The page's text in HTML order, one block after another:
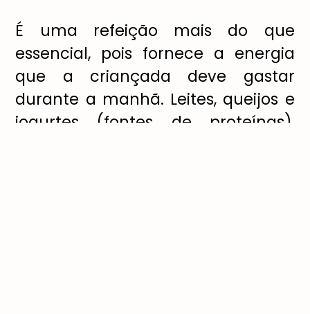
É uma refeição mais do que
essencial, pois fornece a energia
que a criançada deve gastar
durante a manhã. Leites, queijos e
iogurtes (fontes de proteínas),